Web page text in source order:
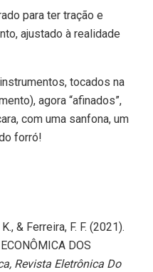
para ter tração e
ajustado à realidade
tocados na
agora “afinados”,
com uma sanfona, um
forró!
& Ferreira, F. F. (2021).
DOS
Revista Eletrônica Do